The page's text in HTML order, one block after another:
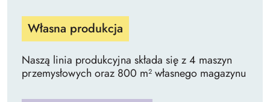
Własna produkcja
Naszą linia produkcyjna składa się z 4 maszyn
przemysłowych oraz 800 m² własnego magazynu